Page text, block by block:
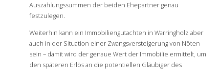
Auszahlungssummen der beiden Ehepartner genau
festzulegen.
Weiterhin kann ein Immobiliengutachten in Warringholz aber
auch in der Situation einer Zwangsversteigerung von Nöten
sein – damit wird der genaue Wert der Immobilie ermittelt, um
den späteren Erlös an die potentiellen Gläubiger des